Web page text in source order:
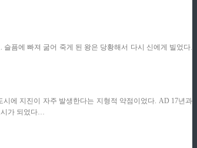
픔에 빠져 굶어 죽게 된 왕은 당황해서 다시 신에게 빌었다.
에 지진이 자주 발생한다는 지형적 약점이었다. AD 17년과
시가 되었다…